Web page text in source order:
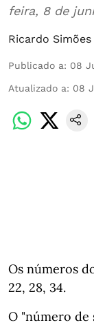
feira, 8 de
Ricardo
Publicado a: 08
Atualizado a: 08
Os números
22, 28, 34.
O "número de